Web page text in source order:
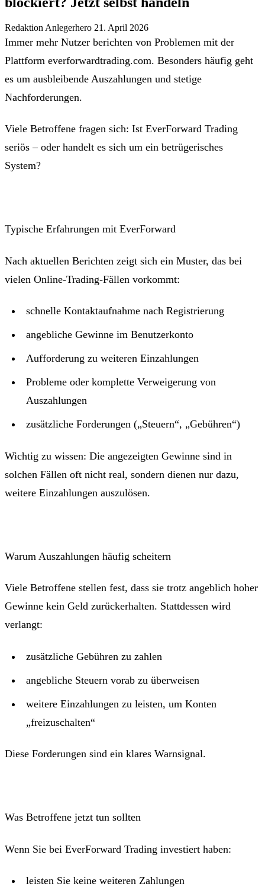
Redaktion Anlegerhero 21. April 2026
Immer mehr Nutzer berichten von Problemen mit der
Plattform everforwardtrading.com. Besonders häufig geht
es um ausbleibende Auszahlungen und stetige
Nachforderungen.
Viele Betroffene fragen sich: Ist EverForward Trading
seriös – oder handelt es sich um ein betrügerisches
System?
Typische Erfahrungen mit EverForward
Nach aktuellen Berichten zeigt sich ein Muster, das bei
vielen Online-Trading-Fällen vorkommt:
schnelle Kontaktaufnahme nach Registrierung
angebliche Gewinne im Benutzerkonto
Aufforderung zu weiteren Einzahlungen
Probleme oder komplette Verweigerung von
Auszahlungen
zusätzliche Forderungen („Steuern“, „Gebühren“)
Wichtig zu wissen: Die angezeigten Gewinne sind in
solchen Fällen oft nicht real, sondern dienen nur dazu,
weitere Einzahlungen auszulösen.
Warum Auszahlungen häufig scheitern
Viele Betroffene stellen fest, dass sie trotz angeblich hoher
Gewinne kein Geld zurückerhalten. Stattdessen wird
verlangt:
zusätzliche Gebühren zu zahlen
angebliche Steuern vorab zu überweisen
weitere Einzahlungen zu leisten, um Konten
„freizuschalten“
Diese Forderungen sind ein klares Warnsignal.
Was Betroffene jetzt tun sollten
Wenn Sie bei EverForward Trading investiert haben:
leisten Sie keine weiteren Zahlungen